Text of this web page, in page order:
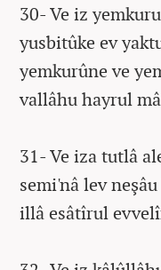
30- Ve iz
yusbitûke ev
yemkurûne ve
vallâhu hayrul
31- Ve iza tutlâ
semi'nâ lev
illâ esâtîrul